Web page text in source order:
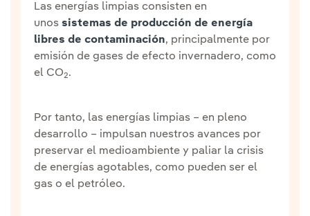
Las energías limpias consisten en
unossistemas de producción de energía
libres de contaminación, principalmente por
emisión de gases de efecto invernadero, como
el CO2.
Por tanto, las energías limpias – en pleno
desarrollo – impulsan nuestros avances por
preservar el medioambiente y paliar la crisis
de energías agotables, como pueden ser el
gas o el petróleo.